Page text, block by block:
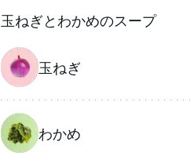
玉ねぎとわかめのスープ
玉ねぎ
わかめ